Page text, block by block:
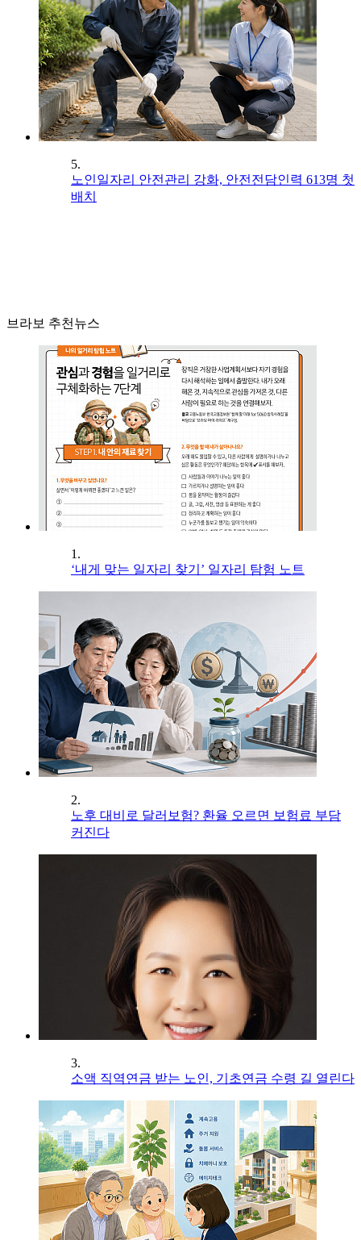
5.
노인일자리 안전관리 강화, 안전전담인력 613명 첫
배치
브라보 추천뉴스
1.
‘내게 맞는 일자리 찾기’ 일자리 탐험 노트
2.
노후 대비로 달러보험? 환율 오르면 보험료 부담
커진다
3.
소액 직역연금 받는 노인, 기초연금 수령 길 열린다